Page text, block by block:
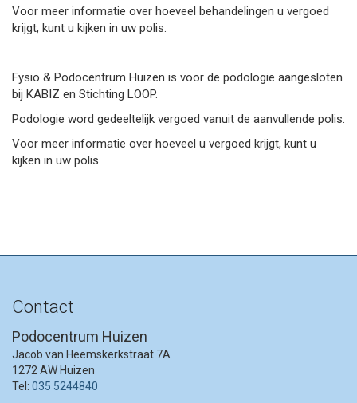
Voor meer informatie over hoeveel behandelingen u vergoed
krijgt, kunt u kijken in uw polis.
Fysio & Podocentrum Huizen is voor de podologie aangesloten
bij KABIZ en Stichting LOOP.
Podologie word gedeeltelijk vergoed vanuit de aanvullende polis.
Voor meer informatie over hoeveel u vergoed krijgt, kunt u
kijken in uw polis.
Contact
Podocentrum Huizen
Jacob van Heemskerkstraat 7A
1272 AW Huizen
Tel: 035 5244840